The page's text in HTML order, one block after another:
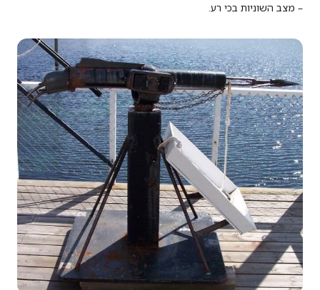
– מצב השוניות בכי רע.